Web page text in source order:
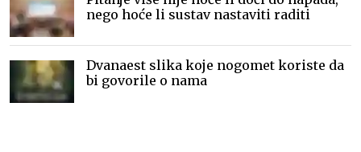
nego hoće li sustav nastaviti raditi
Dvanaest slika koje nogomet koriste da
bi govorile o nama